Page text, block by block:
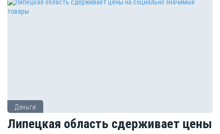
Деньги
Липецкая область сдерживает цены